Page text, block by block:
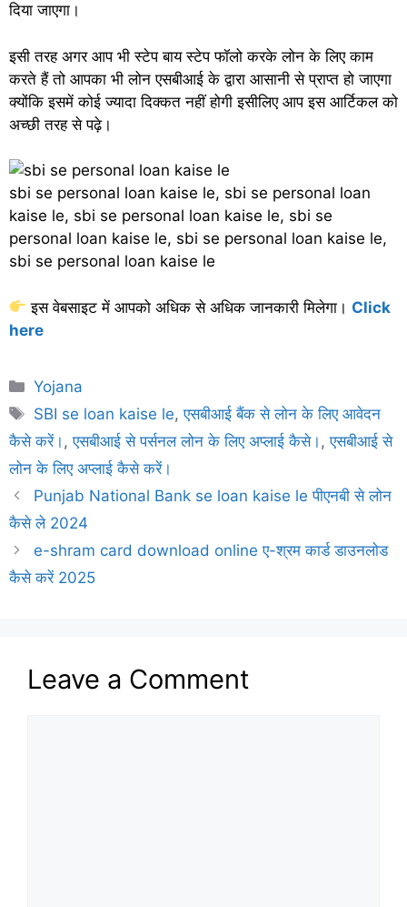
दिया जाएगा।
इसी तरह अगर आप भी स्टेप बाय स्टेप फॉलो करके लोन के लिए काम
करते हैं तो आपका भी लोन एसबीआई के द्वारा आसानी से प्राप्त हो जाएगा
क्योंकि इसमें कोई ज्यादा दिक्कत नहीं होगी इसीलिए आप इस आर्टिकल को
अच्छी तरह से पढ़े।
sbi se personal loan kaise le, sbi se personal loan
kaise le, sbi se personal loan kaise le, sbi se
personal loan kaise le, sbi se personal loan kaise le,
sbi se personal loan kaise le
इस वेबसाइट में आपको अधिक से अधिक जानकारी मिलेगा। Click
here
Categories
Yojana
Tags
SBI se loan kaise le,एसबीआई बैंक से लोन के लिए आवेदन
कैसे करें। ,एसबीआई से पर्सनल लोन के लिए अप्लाई कैसे। ,एसबीआई से
लोन के लिए अप्लाई कैसे करें।
Punjab National Bank se loan kaise le पीएनबी से लोन
कैसे ले 2024
e-shram card download online ए-श्रम कार्ड डाउनलोड
कैसे करें 2025
Leave a Comment